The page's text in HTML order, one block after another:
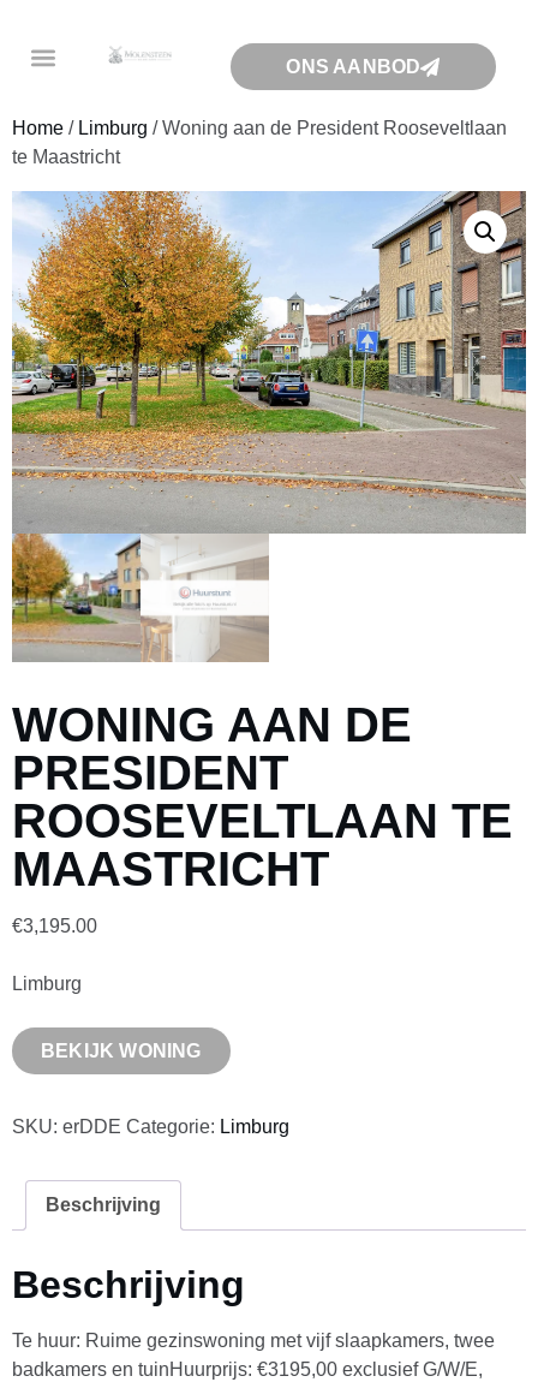
ONS AANBOD
Home / Limburg / Woning aan de President Rooseveltlaan
te Maastricht
WONING AAN DE
PRESIDENT
ROOSEVELTLAAN TE
MAASTRICHT
€3,195.00
Limburg
BEKIJK WONING
SKU: erDDE Categorie: Limburg
Beschrijving
Beschrijving
Te huur: Ruime gezinswoning met vijf slaapkamers, twee
badkamers en tuinHuurprijs: €3195,00 exclusief G/W/E,